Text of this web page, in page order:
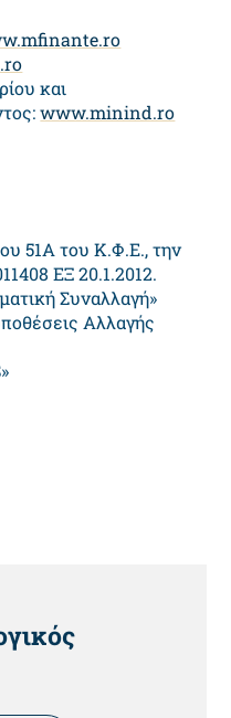
και
www.minind.ro
51Α του Κ.Φ.Ε., την
ΕΞ 20.1.2012.
Συναλλαγή»
Αλλαγής